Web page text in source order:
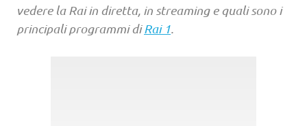
vedere la Rai in diretta, in streaming e quali sono i
principali programmi diRai 1.